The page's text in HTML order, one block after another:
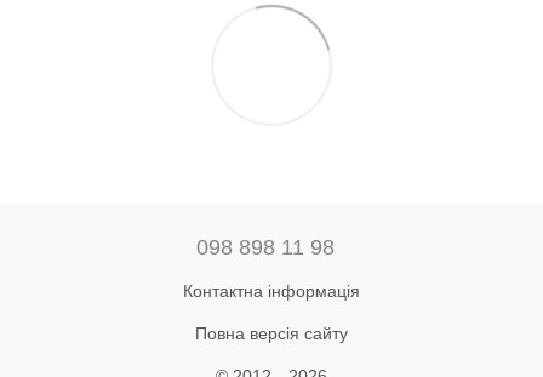
098 898 11 98
Контактна інформація
Повна версія сайту